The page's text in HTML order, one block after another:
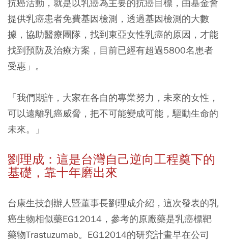
抗癌活動，就是以乳癌為主要的抗癌目標，由基金會
提供乳癌患者免費基因檢測，透過基因檢測的大數
據，協助醫療團隊，找到東亞女性乳癌的原因，才能
找到預防及治療方案，目前已經有超過5800名患者
受惠」。
「我們期許，大家在各自的專業努力，未來的女性，
可以遠離乳癌威脅，把不可能變成可能，驅動生命的
未來。」
劉理成：這是台灣自己逆向工程奠下的
基礎，靠十年磨出來
台康生技創辦人暨董事長劉理成介紹，這次發表的乳
癌生物相似藥EG12014，參考的原廠藥是乳癌標靶
藥物Trastuzumab。EG12014的研究計畫早在公司